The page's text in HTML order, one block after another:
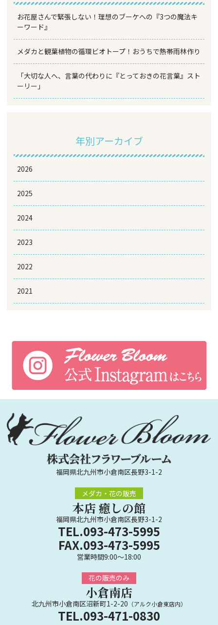
お花屋さんで緊張しない！理想のブーケへの『3つの魔法キ
ーワード』
メダカと観葉植物の循環ビオトープ！おうちで熱帯雨林作り
「大切な人へ、言葉の代わりに『とっておきの花言葉』スト
ーリー」
年別アーカイブ
2026
2025
2024
2023
2022
2021
福岡県北九州市小倉南区長野3-1-2
メダカ・花の販売
本店 癒しの館
福岡県北九州市小倉南区長野3-1-2
TEL.093-473-5995
FAX.093-473-5995
営業時間9:00～18:00
花の販売のみ
小倉南店
北九州市小倉南区沼新町1-2-20 （アルク小倉東店内）
TEL.093-471-0830